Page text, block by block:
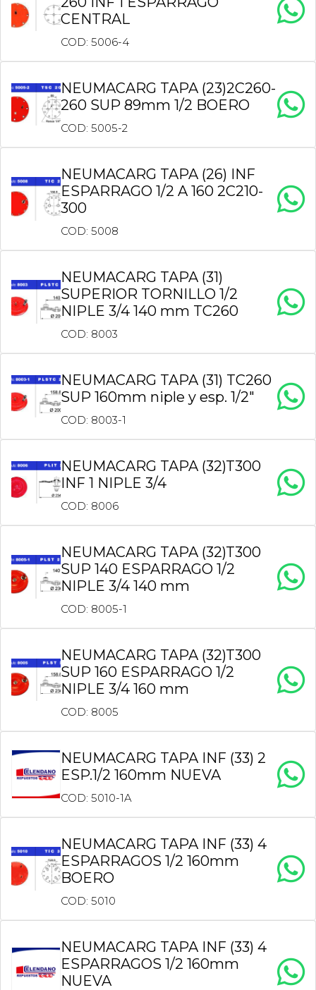
CENTRAL
COD: 5006-4
NEUMACARG TAPA (23)2C260-
260 SUP 89mm 1/2 BOERO
COD: 5005-2
NEUMACARG TAPA (26) INF
ESPARRAGO 1/2 A 160 2C210-
300
COD: 5008
NEUMACARG TAPA (31)
SUPERIOR TORNILLO 1/2
NIPLE 3/4 140 mm TC260
COD: 8003
NEUMACARG TAPA (31) TC260
SUP 160mm niple y esp. 1/2″
COD: 8003-1
NEUMACARG TAPA (32)T300
INF 1 NIPLE 3/4
COD: 8006
NEUMACARG TAPA (32)T300
SUP 140 ESPARRAGO 1/2
NIPLE 3/4 140 mm
COD: 8005-1
NEUMACARG TAPA (32)T300
SUP 160 ESPARRAGO 1/2
NIPLE 3/4 160 mm
COD: 8005
NEUMACARG TAPA INF (33) 2
ESP.1/2 160mm NUEVA
COD: 5010-1A
NEUMACARG TAPA INF (33) 4
ESPARRAGOS 1/2 160mm
BOERO
COD: 5010
NEUMACARG TAPA INF (33) 4
ESPARRAGOS 1/2 160mm
NUEVA